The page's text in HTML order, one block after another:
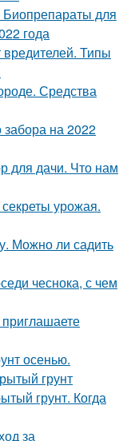
для
года
вредителей. Типы
Средства
на 2022
для дачи. Что нам
урожая.
Можно ли садить
чеснока, с чем
осенью.
грунт
грунт. Когда
за